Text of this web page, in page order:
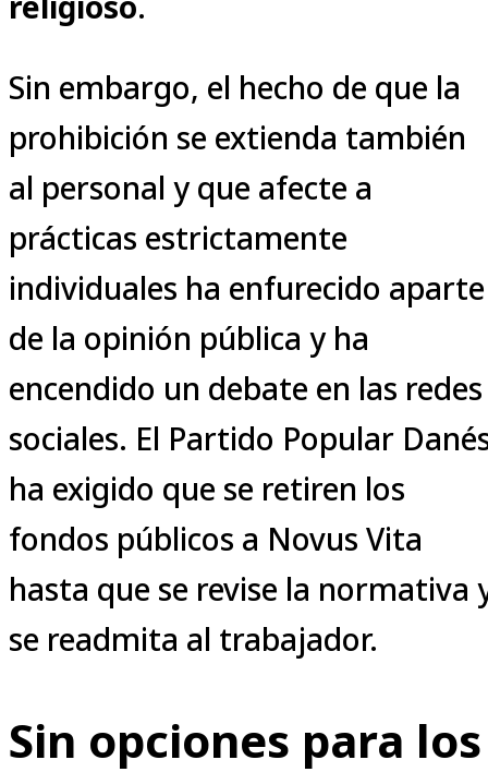
Sin embargo, el hecho de que la
prohibición se extienda también
al personal y que afecte a
prácticas estrictamente
individuales ha enfurecido aparte
de la opinión pública y ha
encendido un debate en las redes
sociales. El Partido Popular
ha exigido que se retiren los
fondos públicos a Novus Vita
hasta que se revise la normativa
se readmita al trabajador.
Sin opciones para los